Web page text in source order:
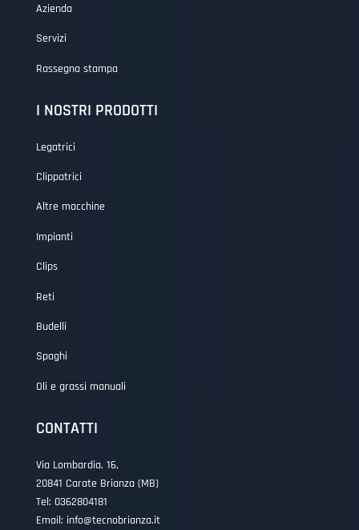
Azienda
Servizi
Rassegna stampa
I NOSTRI PRODOTTI
Legatrici
Clippatrici
Altre macchine
Impianti
Clips
Reti
Budelli
Spaghi
Oli e grassi manuali
CONTATTI
Via Lombardia, 16,
20841 Carate Brianza (MB)
Tel: 0362804181
Email: info@tecnobrianza.it